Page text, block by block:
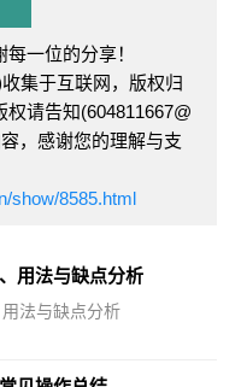
一位的分享！
集于互联网，版权归
请告知(604811667@
，感谢您的理解与支
show/8585.html
用法与缺点分析
法与缺点分析